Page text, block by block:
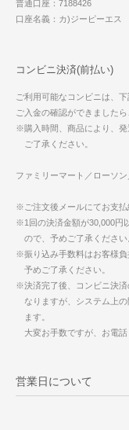
普通口座：7188426
口座名義：カ)ジーピーエス
コンビニ決済(前払い)
ご利用可能なコンビニは、下
ご入金の確認ができました
※購入時間、商品により、
ご了承ください。
ファミリーマート／ローソ
※ご注文後メールにてお支払
※1回の決済金額が30,000円
ので、予めご了承ください
※振り込み手数料はお客様負
予めご了承ください。
※決済完了後、コンビニ決
なりますが、システム上の
ます。
大変お手数ですが、お電話
営業日について